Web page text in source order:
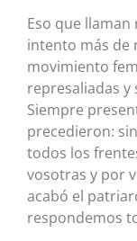
Eso que
intento más de
movimiento
represaliadas
Siempre
precedieron:
todos los
vosotras y por
acabó el
respondemos